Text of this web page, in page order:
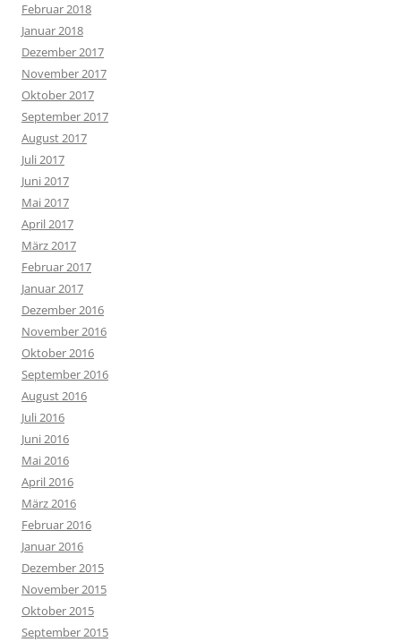
Februar 2018
Januar 2018
Dezember 2017
November 2017
Oktober 2017
September 2017
August 2017
Juli 2017
Juni 2017
Mai 2017
April 2017
März 2017
Februar 2017
Januar 2017
Dezember 2016
November 2016
Oktober 2016
September 2016
August 2016
Juli 2016
Juni 2016
Mai 2016
April 2016
März 2016
Februar 2016
Januar 2016
Dezember 2015
November 2015
Oktober 2015
September 2015